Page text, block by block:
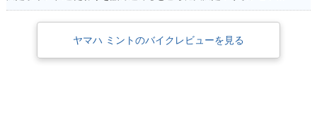
ヤマハ ミントのバイクレビューを見る